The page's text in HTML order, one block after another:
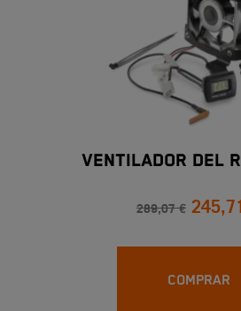
VENTILADOR DEL
289,07 €
COMPRAR